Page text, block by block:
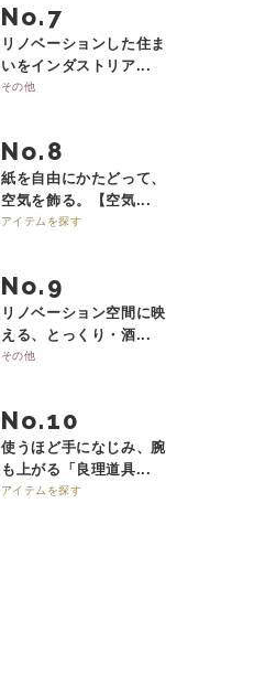
No.
リノベーションした住ま
いをインダストリア...
その他
No.
紙を自由にかたどって、
空気を飾る。【空気...
アイテムを探す
No.
リノベーション空間に映
える、とっくり・酒...
その他
No.
使うほど手になじみ、腕
も上がる「良理道具...
アイテムを探す